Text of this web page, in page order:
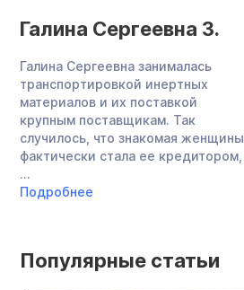
Галина Сергеевна З.
Галина Сергеевна занималась
транспортировкой инертных
материалов и их поставкой
крупным поставщикам. Так
случилось, что знакомая женщины
фактически стала ее кредитором,
...
Подробнее
Популярные статьи